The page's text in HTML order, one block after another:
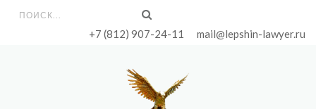
Форма поиска
+7 (812) 907-24-11 mail@lepshin-lawyer.ru
ГЛАВНАЯ